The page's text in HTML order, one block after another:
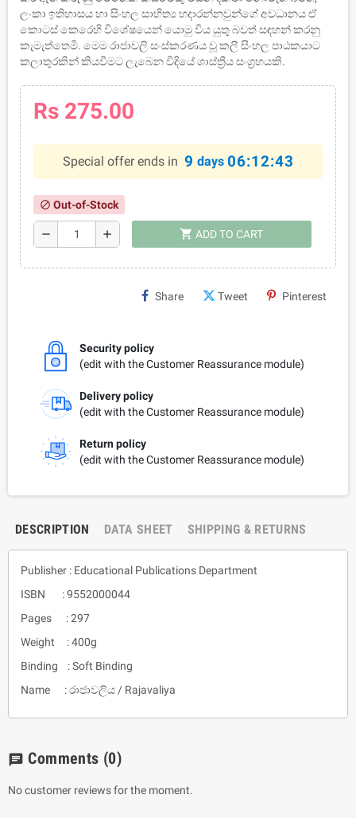
ලංකා ඉතිහාසය හා සිංහල සාහිත්‍ය හදාරන්නවුන්ගේ අවධානය ඒ
කොටස් කෙරෙහි විශේෂයෙන් යොමු විය යුතු බවත් සඳහන් කරනු
කැමැත්තෙමි. මෙම රාජාවලි සංස්කරණය වූ කලී සිංහල පාඨකයාට
කලාතුරකින් කියවීමට ලැබෙන විදියේ ශාස්ත්‍රීය සංග්‍රහයකි.
Rs 275.00
Special offer ends in 9 days 06:12:43
block Out-of-Stock
remove add shopping_cart ADD TO CART
Share Tweet Pinterest
Security policy
(edit with the Customer Reassurance module)
Delivery policy
(edit with the Customer Reassurance module)
Return policy
(edit with the Customer Reassurance module)
DESCRIPTION DATA SHEET SHIPPING & RETURNS
Publisher : Educational Publications Department
ISBN : 9552000044
Pages : 297
Weight : 400g
Binding : Soft Binding
Name : රාජාවලිය / Rajavaliya
chat Comments (0)
No customer reviews for the moment.